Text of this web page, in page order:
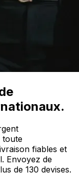
toute
fiables et
Envoyez de
de 130 devises.